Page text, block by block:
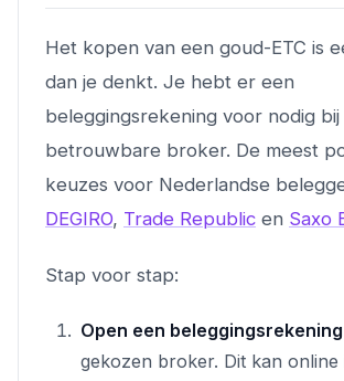
Het kopen van een goud-ETC is
dan je denkt. Je hebt er een
beleggingsrekening voor nodig
betrouwbare broker. De meest
keuzes voor Nederlandse
DEGIRO, Trade Republic en Saxo
Stap voor stap:
Open een beleggingsrekening
gekozen broker. Dit kan online